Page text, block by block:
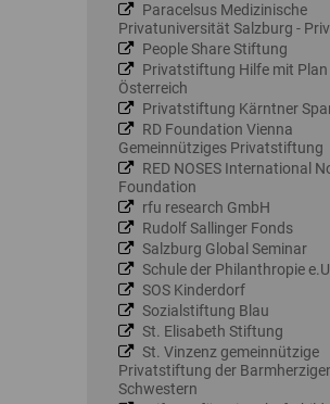
Paracelsus Medizinische
Privatuniversität Salzburg -
People Share Stiftung
Privatstiftung Hilfe mit Plan
Österreich
Privatstiftung Kärntner
RD Foundation Vienna
Gemeinnütziges Privatstiftung
RED NOSES International
Foundation
rfu research GmbH
Rudolf Sallinger Fonds
Salzburg Global Seminar
Schule der Philanthropie
SOS Kinderdorf
Sozialstiftung Blau
St. Elisabeth Stiftung
St. Vinzenz gemeinnützige
Privatstiftung der
Schwestern